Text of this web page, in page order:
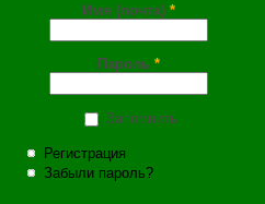
Имя (почта) *
Пароль *
Запомнить
Регистрация
Забыли пароль?